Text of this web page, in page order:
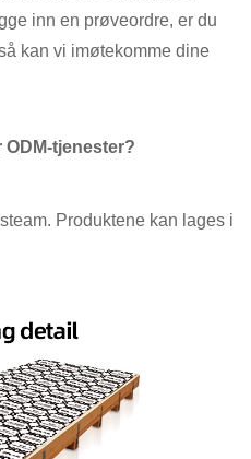
inn en prøveordre, er du
kan vi imøtekomme dine
ODM-tjenester?
Produktene kan lages i